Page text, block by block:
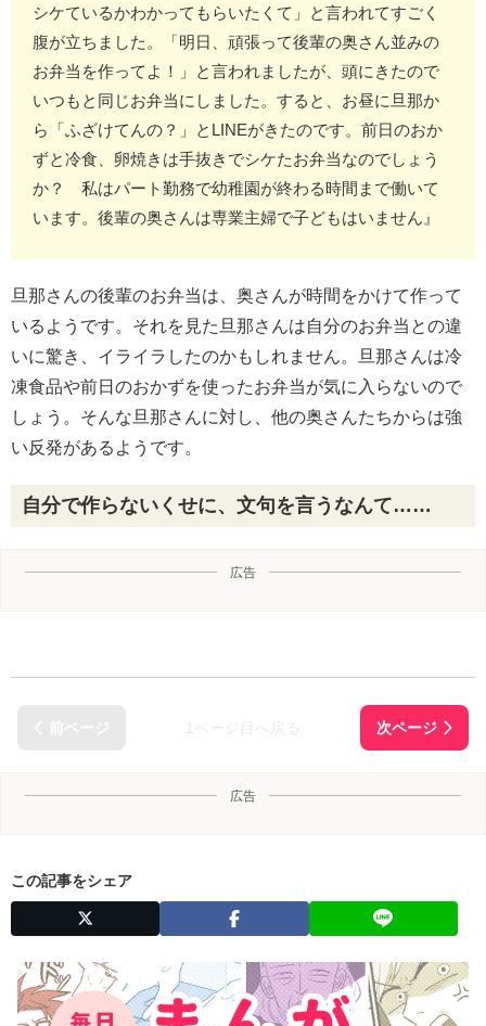
シケているかわかってもらいたくて」と言われてすごく
腹が立ちました。「明日、頑張って後輩の奥さん並みの
お弁当を作ってよ！」と言われましたが、頭にきたので
いつもと同じお弁当にしました。すると、お昼に旦那か
ら「ふざけてんの？」とLINEがきたのです。前日のおか
ずと冷食、卵焼きは手抜きでシケたお弁当なのでしょう
か？ 私はパート勤務で幼稚園が終わる時間まで働いて
います。後輩の奥さんは専業主婦で子どもはいません』
旦那さんの後輩のお弁当は、奥さんが時間をかけて作って
いるようです。それを見た旦那さんは自分のお弁当との違
いに驚き、イライラしたのかもしれません。旦那さんは冷
凍食品や前日のおかずを使ったお弁当が気に入らないので
しょう。そんな旦那さんに対し、他の奥さんたちからは強
い反発があるようです。
自分で作らないくせに、文句を言うなんて……
広告
広告
この記事をシェア